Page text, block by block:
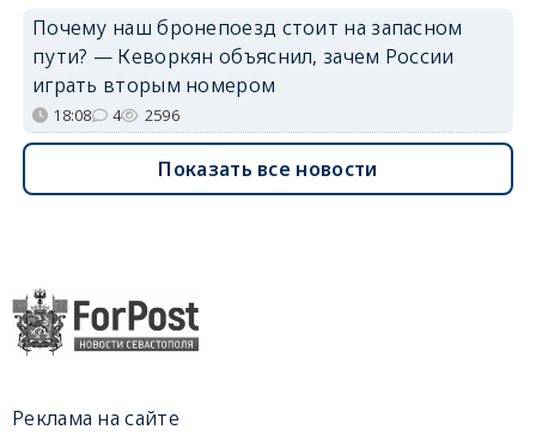
Почему наш бронепоезд стоит на запасном
пути? — Кеворкян объяснил, зачем России
играть вторым номером
18:08 4 2596
Показать все новости
Реклама на сайте